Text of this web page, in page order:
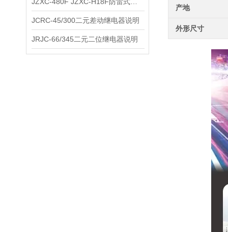
JCRC-45/300二元差动继电器说明
JRJC-66/345二元二位继电器说明
产地
外形尺寸